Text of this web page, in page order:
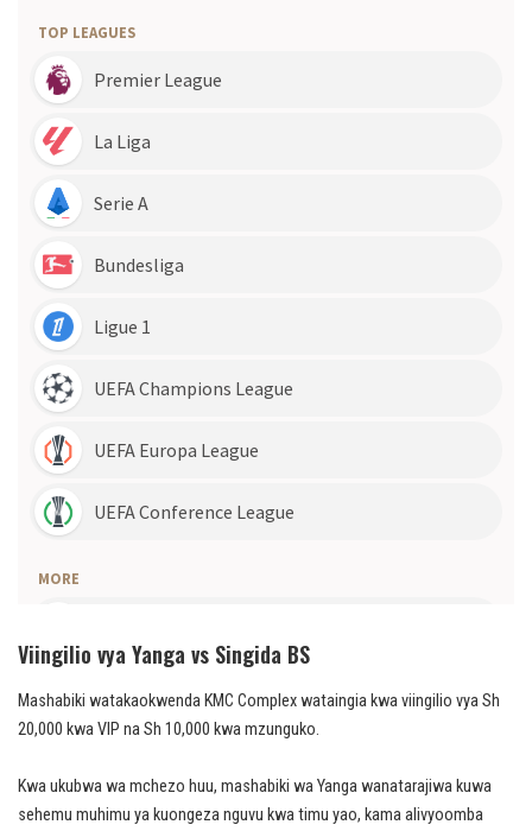
Viingilio vya Yanga vs Singida BS
Mashabiki watakaokwenda KMC Complex wataingia kwa viingilio vya Sh
20,000 kwa VIP na Sh 10,000 kwa mzunguko.
Kwa ukubwa wa mchezo huu, mashabiki wa Yanga wanatarajiwa kuwa
sehemu muhimu ya kuongeza nguvu kwa timu yao, kama alivyoomba